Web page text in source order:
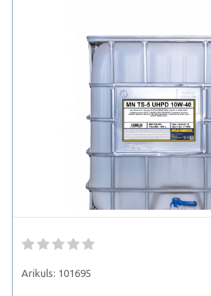
Arikuls: 101695